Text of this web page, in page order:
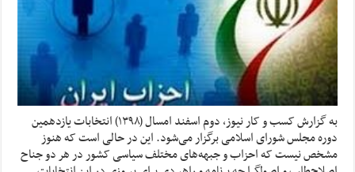
به گزارش کسب و کار نیوز، دوم اسفند امسال (۱۳۹۸) انتخابات یازدهمین
دوره مجلس شورای اسلامی برگزار می‌شود. این در حالی است که هنوز
مشخص نیست که احزاب و جبهه‌های مختلف سیاسی کشور در هر دو جناح